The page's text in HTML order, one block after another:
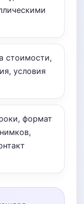
стоимости,
условия
формат